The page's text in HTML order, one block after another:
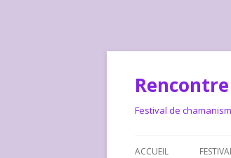
Festival de
ACCUEIL